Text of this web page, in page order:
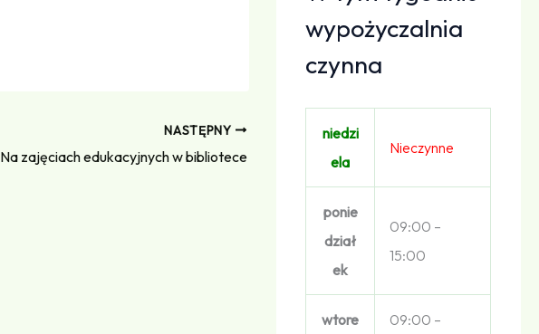
NASTĘPNY
Na zajęciach edukacyjnych w bibliotece
wypożyczalnia
czynna
niedzi
ela
Nieczynne
ponie
dział
ek
09:00 –
15:00
wtore
09:00 –